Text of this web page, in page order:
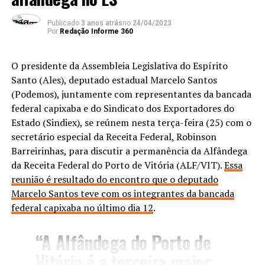
Fábio Duarte– O aprendizado foi muito grande. Eu tive
a oportunidade de andar por toda a Serra, conversei
conheço um pouco a alma do povo serrano. Isso
nenhuma Faculdade poderia me dar. Por tudo que eu
ouvi das pessoas nas ruas é que eu não posso desistir
jamais da vida pública. O caminho é difícil, a gente
sempre esbarra no poder econômico dos políticos
profissionais, mas eu sou daquele tipo de pessoa que se
anima ainda mais quando o obstáculo parece
intransponível. A minha fé é maior.
Por que o senhor decidiu se candidatar a uma
vaga na Assembleia Legislativa na próxima
desacreditada?
Publicado 3 anos atrásno 24/04/2023
Por Redação Informe 360
O presidente da Assembleia Legislativa do Espírito
Santo (Ales), deputado estadual Marcelo Santos
(Podemos), juntamente com representantes da bancada
federal capixaba e do Sindicato dos Exportadores do
Estado (Sindiex), se reúnem nesta terça-feira (25) com o
secretário especial da Receita Federal, Robinson
Barreirinhas, para discutir a permanência da Alfândega
da Receita Federal do Porto de Vitória (ALF/VIT).Essa
reunião é resultado do encontro que o deputado
Marcelo Santos teve com os integrantes da bancada
federal capixaba no último dia 12.
“A Alfândega do Porto de